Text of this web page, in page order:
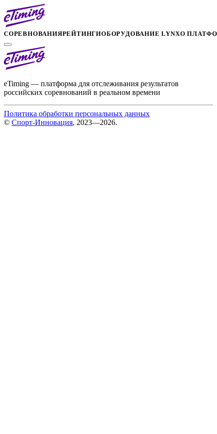
СОРЕВНОВАНИЯРЕЙТИНГИОБОРУДОВАНИЕ LYNXО
eTiming — платформа для отслеживания результатов
российских соревнований в реальном времени
Политика обработки персональных данных
© Спорт-Инновация, 2023—2026.